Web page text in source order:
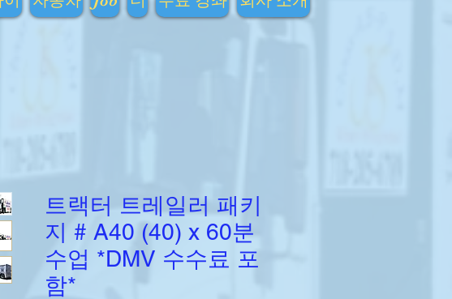
트랙터 트레일러 패키
지 # A40 (40) x 60분
수업 *DMV 수수료 포
함*